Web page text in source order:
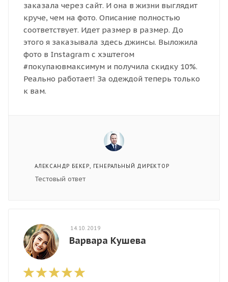
заказала через сайт. И она в жизни выглядит
круче, чем на фото. Описание полностью
соответствует. Идет размер в размер. До
этого я заказывала здесь джинсы. Выложила
фото в Instagram с хэштегом
#покупаювмаксимум и получила скидку 10%.
Реально работает! За одеждой теперь только
к вам.
АЛЕКСАНДР БЕКЕР, ГЕНЕРАЛЬНЫЙ ДИРЕКТОР
Тестовый ответ
14.10.2019
Варвара Кушева